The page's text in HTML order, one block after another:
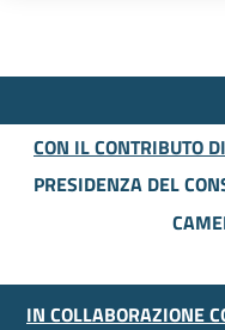
CON IL CONTRIBUTO DI
PRESIDENZA DEL
IN COLLABORAZIONE